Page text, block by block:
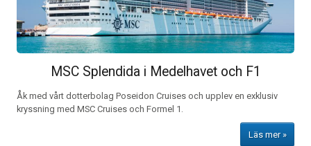
MSC Splendida i Medelhavet och F1
Åk med vårt dotterbolag Poseidon Cruises och upplev en exklusiv
kryssning med MSC Cruises och Formel 1.
Läs mer